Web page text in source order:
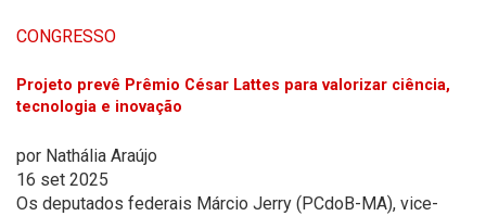
CONGRESSO
Projeto prevê Prêmio César Lattes para valorizar ciência,
tecnologia e inovação
por Nathália Araújo
16 set 2025
Os deputados federais Márcio Jerry (PCdoB-MA), vice-